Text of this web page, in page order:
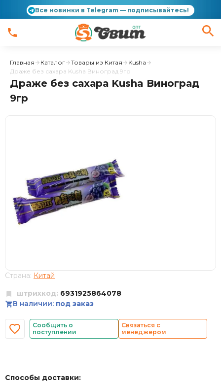
Все новинки в Telegram — подписывайтесь!
Главная Каталог Товары из Китая
Kusha
Драже без сахара Kusha Виноград 9гр
Драже без сахара Kusha Виноград
9гр
Страна: Китай
штрихкод: 6931925864078
В наличии: под заказ
Сообщить о
поступлении
Связаться с
менеджером
Способы доставки: